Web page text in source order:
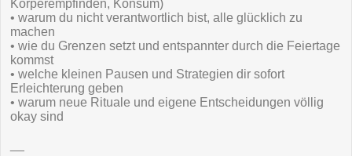
Körperempfinden, Konsum)
• warum du nicht verantwortlich bist, alle glücklich zu
machen
• wie du Grenzen setzt und entspannter durch die Feiertage
kommst
• welche kleinen Pausen und Strategien dir sofort
Erleichterung geben
• warum neue Rituale und eigene Entscheidungen völlig
okay sind